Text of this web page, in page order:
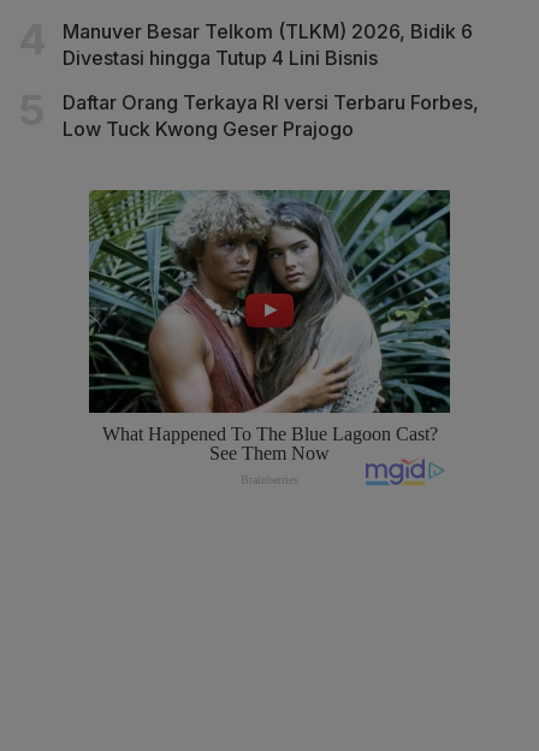
Manuver Besar Telkom (TLKM) 2026, Bidik 6
Divestasi hingga Tutup 4 Lini Bisnis
Daftar Orang Terkaya RI versi Terbaru Forbes,
Low Tuck Kwong Geser Prajogo